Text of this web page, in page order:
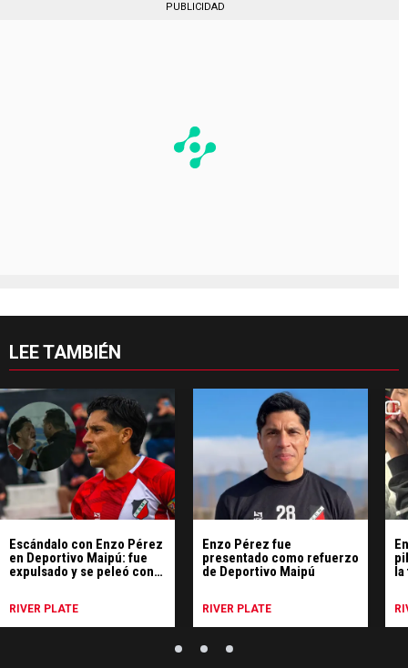
PUBLICIDAD
LEE TAMBIÉN
Escándalo con Enzo Pérez
en Deportivo Maipú: fue
expulsado y se peleó con
RIVER PLATE
Enzo Pérez fue
presentado como refuerzo
de Deportivo Maipú
RIVER PLATE
la